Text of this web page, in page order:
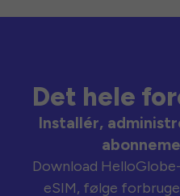
Det hele
Installér,
Download
eSIM, følge